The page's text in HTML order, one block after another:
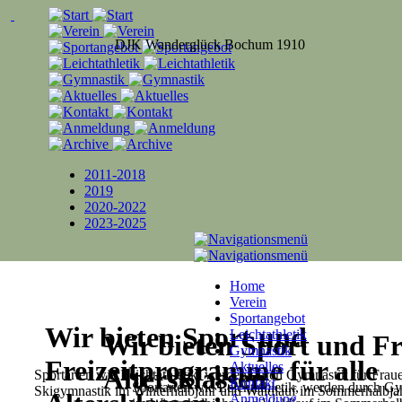
Wir bieten Sport und
Altersklassen
Sportarten wie Leichtathletik, werden durch
2011-2018
2019
2020-2022
2023-2025
Wir bieten Sport und
Freizeitprogramme für alle
Sportarten wie Leichtathletik, werden durch Gymnastik für
Skigymnastik im Winterhalbjahr und Waldlauf im
DJK Wanderglück Bochum 1910
Home
Verein
Sportangebot
Leichtathletik
Gymnastik
Aktuelles
Kontakt
Anmeldung